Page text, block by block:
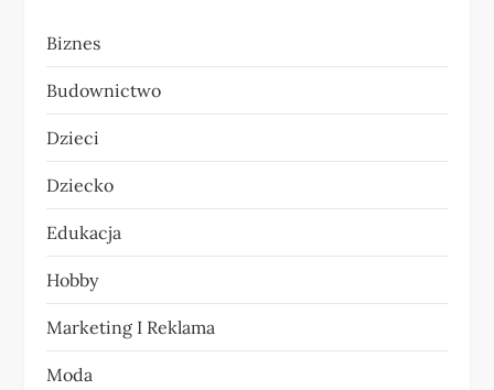
c
j
a
w
p
i
s
u
Biznes
Budownictwo
Dzieci
Dziecko
Edukacja
Hobby
Marketing I Reklama
Moda